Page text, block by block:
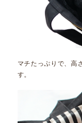
マチたっぷりで、高
す。